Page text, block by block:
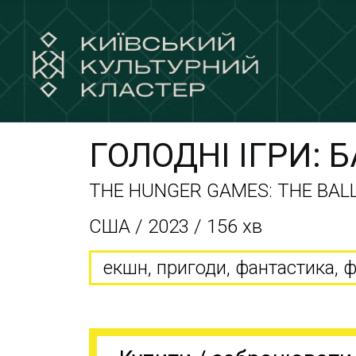
ГОЛОДНІ ІГРИ:
THE HUNGER GAMES: THE
США / 2023 / 156 хв
екшн, пригоди, фантастика,